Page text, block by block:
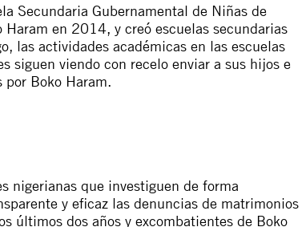
Secundaria Gubernamental de Niñas de
en 2014, y creó escuelas secundarias
las actividades académicas en las escuelas
siguen viendo con recelo enviar a sus hijos e
por Boko Haram.
nigerianas que investiguen de forma
y eficaz las denuncias de matrimonios
últimos dos años y excombatientes de Boko